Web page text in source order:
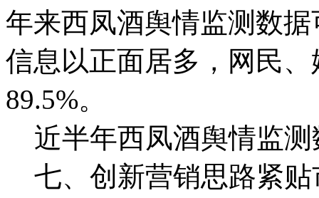
年来西凤酒舆情监测数
信息以正面居多，网民
89.5%。
近半年西凤酒舆情监测
七、创新营销思路紧贴